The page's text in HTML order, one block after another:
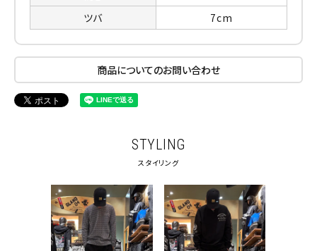
ツバ
7cm
商品についてのお問い合わせ
STYLING
スタイリング